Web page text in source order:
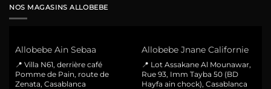
NOS MAGASINS ALLOBEBE
Allobebe Ain Sebaa
📍 Villa N61, derrière café
Pomme de Pain, route de
Zenata, Casablanca
Allobebe Jnane Californie
📍 Lot Assakane Al Mounawar,
Rue 93, Imm Tayba 50 (BD
Hayfa ain chock), Casablanca